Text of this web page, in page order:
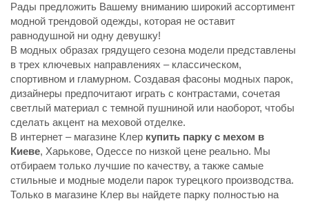
Рады предложить Вашему вниманию широкий ассортимент
модной трендовой одежды, которая не оставит
равнодушной ни одну девушку!
В модных образах грядущего сезона модели представлены
в трех ключевых направлениях – классическом,
спортивном и гламурном. Создавая фасоны модных парок,
дизайнеры предпочитают играть с контрастами, сочетая
светлый материал с темной пушниной или наоборот, чтобы
сделать акцент на меховой отделке.
В интернет – магазине Клер купить парку с мехом в
Киеве, Харькове, Одессе по низкой цене реально. Мы
отбираем только лучшие по качеству, а также самые
стильные и модные модели парок турецкого производства.
Только в магазине Клер вы найдете парку полностью на